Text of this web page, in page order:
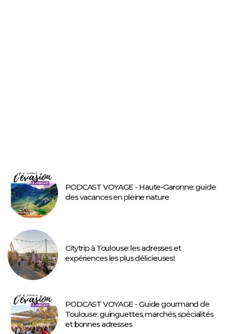
PODCAST VOYAGE - Haute-Garonne: guide
des vacances en pleine nature
Citytrip à Toulouse: les adresses et
expériences les plus délicieuses!
PODCAST VOYAGE - Guide gourmand de
Toulouse: guinguettes, marchés, spécialités
et bonnes adresses